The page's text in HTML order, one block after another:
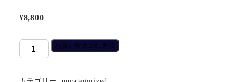
¥8,800
futagobag「チ
ェ
お買い物カゴに追加